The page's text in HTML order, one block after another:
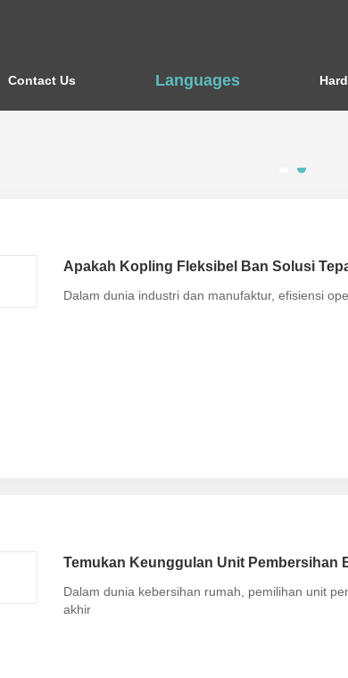
Contact Us Languages
Apakah Kopling Fleksibel Ban Solusi
Dalam dunia industri dan manufaktur, efisiensi
Temukan Keunggulan Unit Pembersihan
Dalam dunia kebersihan rumah, pemilihan unit
akhir